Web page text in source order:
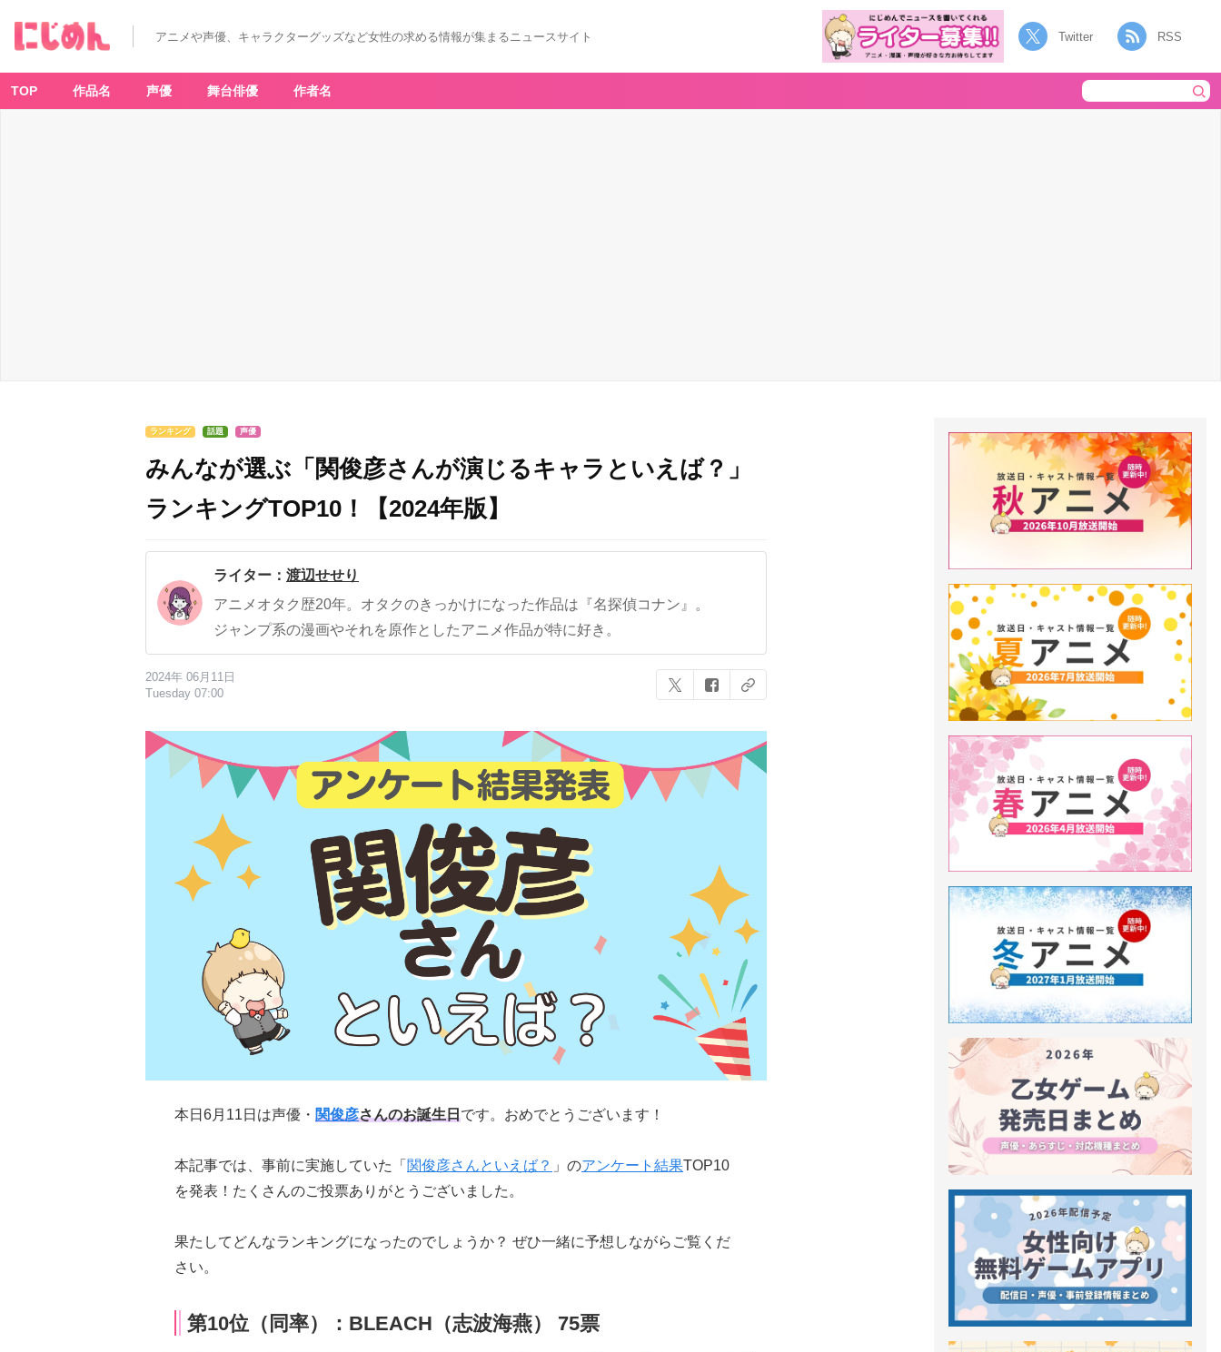
アニメや声優、キャラクターグッズなど女性の求める情報が集まるニュースサイト Twitter RSS
TOP 作品名 声優 舞台俳優 作者名
ランキング 話題 声優
みんなが選ぶ「関俊彦さんが演じるキャラといえば？」
ランキングTOP10！【2024年版】
ライター： 渡辺せせり
アニメオタク歴20年。オタクのきっかけになった作品は『名探偵コナン』。
ジャンプ系の漫画やそれを原作としたアニメ作品が特に好き。
2024年 06月11日
Tuesday 07:00
本日6月11日は声優・ 関俊彦さんのお誕生日です。おめでとうございます！
本記事では、事前に実施していた「 関俊彦さんといえば？ 」のアンケート結果TOP10
を発表！たくさんのご投票ありがとうございました。
果たしてどんなランキングになったのでしょうか？ ぜひ一緒に予想しながらご覧くだ
さい。
第10位（同率）：BLEACH（志波海燕） 75票